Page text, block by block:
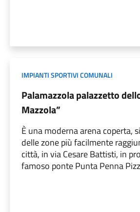
IMPIANTI SPORTIVI COMUNALI
Palamazzola palazzetto
Mazzola”
È una moderna arena coperta,
delle zone più facilmente
città, in via Cesare Battisti, in
famoso ponte Punta Penna